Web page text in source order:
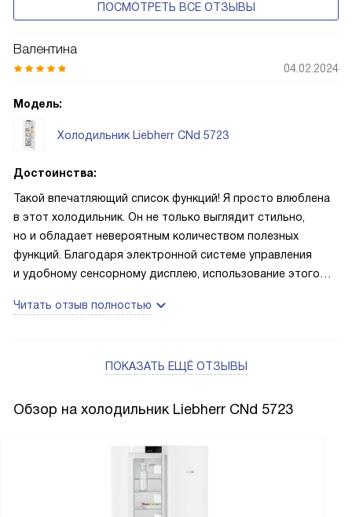
ПОСМОТРЕТЬ ВСЕ ОТЗЫВЫ
Валентина
04.02.2024
Модель:
Холодильник Liebherr CNd 5723
Достоинства:
Такой впечатляющий список функций! Я просто влюблена
в этот холодильник. Он не только выглядит стильно,
но и обладает невероятным количеством полезных
функций. Благодаря электронной системе управления
и удобному сенсорному дисплею, использование этого
Читать отзыв полностью
ПОКАЗАТЬ ЕЩЁ ОТЗЫВЫ
Обзор на холодильник Liebherr CNd 5723